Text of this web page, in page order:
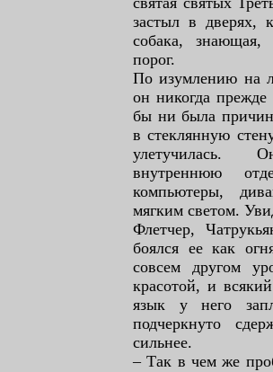
застыл в дверях,
собака, знающая,
порог.
По изумлению на
он никогда
бы ни была
в стеклянную
улетучилась.
внутреннюю
компьютеры,
мягким светом.
Флетчер,
боялся ее как
совсем другом
красотой, и
язык у него
подчеркнуто
сильнее.
– Так в чем же